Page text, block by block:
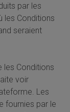
par les
les Conditions
seraient
les Conditions
voir
Les
fournies par le